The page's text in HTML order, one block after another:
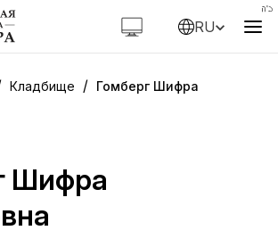
RU
Кладбище / Гомберг Шифра
Шифра